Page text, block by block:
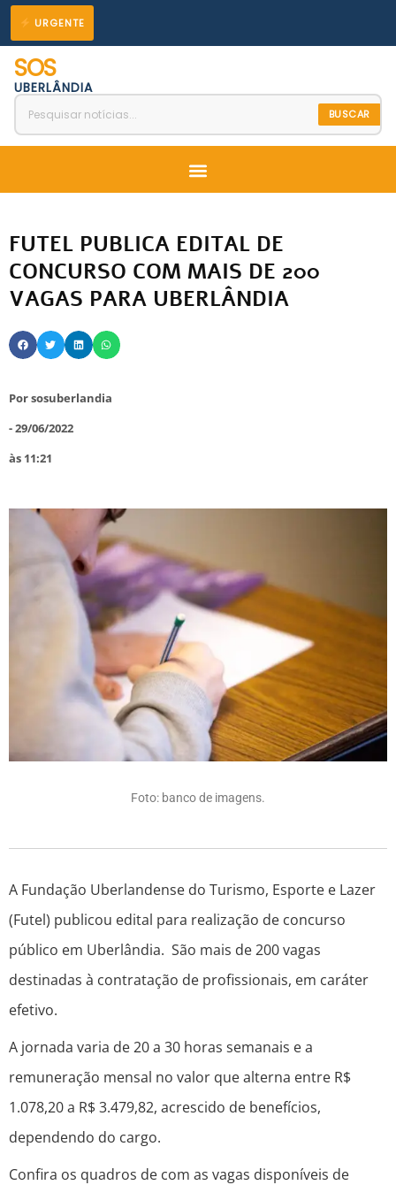
para
conteúdo
URGENTE
SOS
UBERLÂNDIA
BUSCAR
Menu
FUTEL PUBLICA EDITAL DE
CONCURSO COM MAIS DE 200
VAGAS PARA UBERLÂNDIA
Porsosuberlandia
-29/06/2022
às 11:21
Foto: banco de imagens.
A Fundação Uberlandense do Turismo, Esporte e Lazer
(Futel) publicou edital para realização de concurso
público em Uberlândia. São mais de 200 vagas
destinadas à contratação de profissionais, em caráter
efetivo.
A jornada varia de 20 a 30 horas semanais e a
remuneração mensal no valor que alterna entre R$
1.078,20 a R$ 3.479,82, acrescido de benefícios,
dependendo do cargo.
Confira os quadros de com as vagas disponíveis de